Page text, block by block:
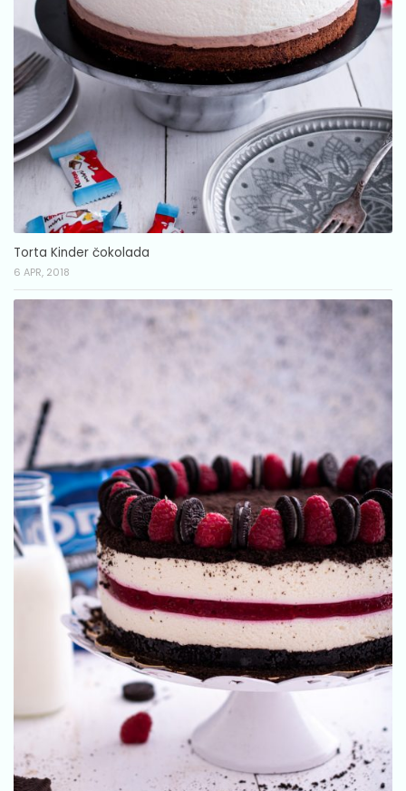
Torta Kinder čokolada
6 APR, 2018